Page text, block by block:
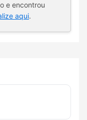
e encontrou
aqui.